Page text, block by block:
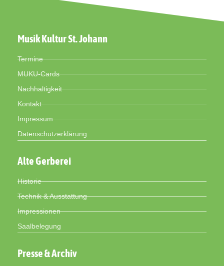
Musik Kultur St. Johann
Termine
MUKU-Cards
Nachhaltigkeit
Kontakt
Impressum
Datenschutzerklärung
Alte Gerberei
Historie
Technik & Ausstattung
Impressionen
Saalbelegung
Presse & Archiv